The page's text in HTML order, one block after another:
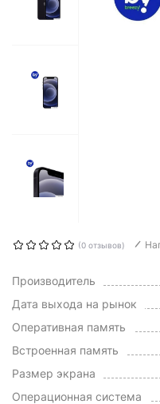
(0 отзывов)
Производитель
Дата выхода на рынок
Оперативная память
Встроенная память
Размер экрана
Операционная система